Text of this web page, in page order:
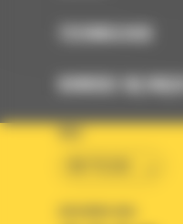
TECHNOLOGIE
DOWIEDZ SIĘ WIĘCEJ
KRAJ